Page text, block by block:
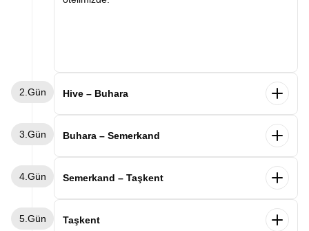
2.Gün Hive – Buhara
hareket ediyoruz. Varışımızla birlikte İpek Yolu'nun
Kalesi, Kalon Minaresi, Kalon Camii, Miri Arab
Medresesi, Lyabi Hauz Kompleksi ve tarihi çarşıları
mimarisiyle büyüleyen Buhara gezimizin ardından
3.Gün Buhara – Semerkand
devam ediyoruz. Ünlü mutasavvıf Bahaddin
Hosa Sarayı'nı geziyoruz. Verilecek serbest
4.Gün Semerkand – Taşkent
turumuza başlıyoruz. İlk durağımız Orta Asya'nın en
5.Gün Taşkent